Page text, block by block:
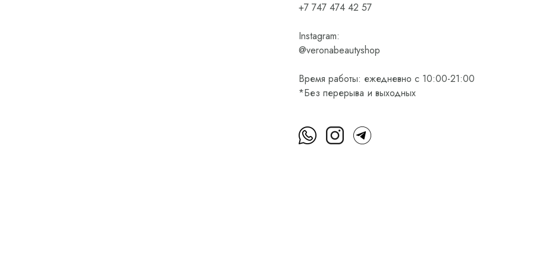
+7 747 474 42 57
Instagram:
@veronabeautyshop
Время работы: ежедневно с 10:00-21:00
*Без перерыва и выходных